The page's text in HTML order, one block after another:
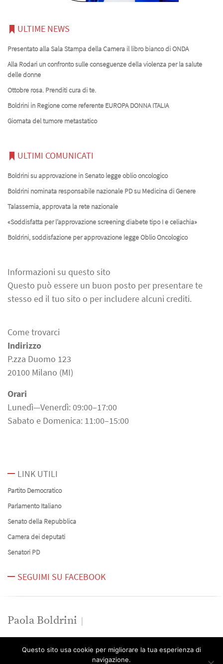
ULTIME NEWS
Presentato alla Sala Stampa della Camera il libro bianco di ONDA
Alla Rodari un confronto sulle conseguenze della violenza per la salute
delle donne
Ottobre rosa. Prenditi cura di te.
Boldrini in Regione come referente EUROPA DONNA ITALIA
Giornata del tumore metastatico
ULTIMI COMUNICATI
Boldrini su approvazione in Senato legge oblio oncologico
Boldrini nominata responsabile nazionale PD su Medicina di Genere
Talassemia, approvata la rete nazionale
«Soddisfatta per l’approvazione screening diabete tipo I e celiachia»
Boldrini, soddisfazione per approvazione legge Oblio Oncologico
Informazioni su questo sito
Questo può essere un buon posto per presentare te
stesso ed il tuo sito o per includere alcuni crediti.
Come trovarci
Indirizzo
P.zza Duomo 123
20100 Milano (MI)
Orari
Lunedì—Venerdì: 09:00–17:00
Sabato e Domenica: 11:00–15:00
LINK UTILI
Partito Democratico
Parlamento Italiano
Senato della Repubblica
Camera dei deputati
Senatori PD
SEGUIMI SU FACEBOOK
Paola Boldrini
News
Contatti
Questo sito usa cookie per migliorare la tua esperienza di
navigazione.